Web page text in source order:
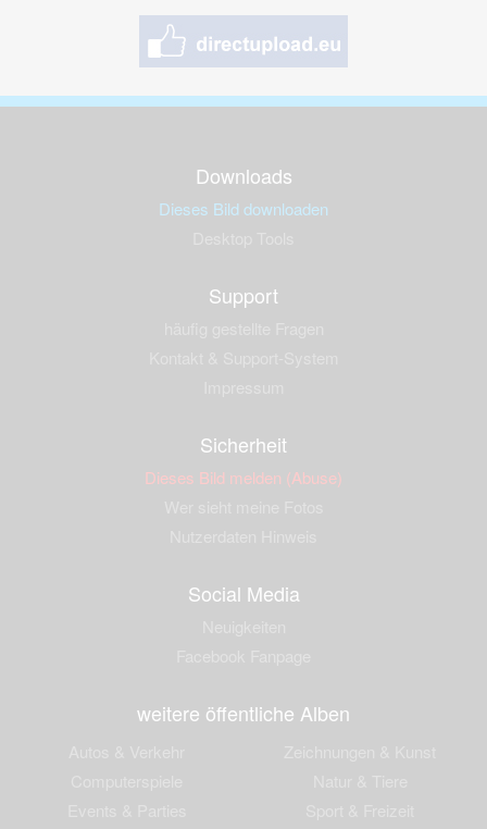
Downloads
Dieses Bild downloaden
Support
Sicherheit
Dieses Bild melden (Abuse)
Social Media
weitere öffentliche Alben